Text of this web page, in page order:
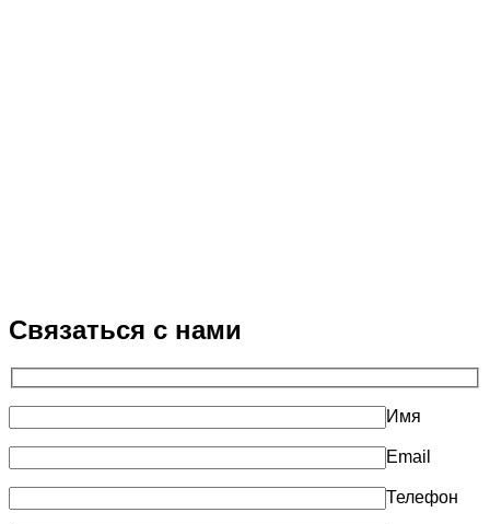
Связаться с нами
Имя
Email
Телефон